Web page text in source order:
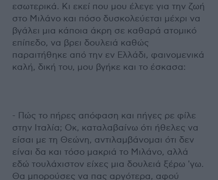
εσωτερικά. Κι εκεί που μου έλεγε για την ζωή
στο Μιλάνο και πόσο δυσκολεύεται μέχρι να
βγάλει μια κάποια άκρη σε καθαρά ατομικό
επίπεδο, να βρει δουλειά καθώς
παραιτήθηκε από την εν Ελλάδι, φαινομενικά
καλή, δική του, μου βγήκε και το έσκασα:
- Πώς το πήρες απόφαση και πήγες ρε φίλε
στην Ιταλία; Οκ, καταλαβαίνω ότι ήθελες να
είσαι με τη Θεώνη, αντιλαμβάνομαι ότι δεν
είναι δα και τόσο μακριά το Μιλάνο, αλλά
εδώ τουλάχιστον είχες μια δουλειά ξέρω 'γω.
Θα μπορούσες να πας αργότερα, αφού